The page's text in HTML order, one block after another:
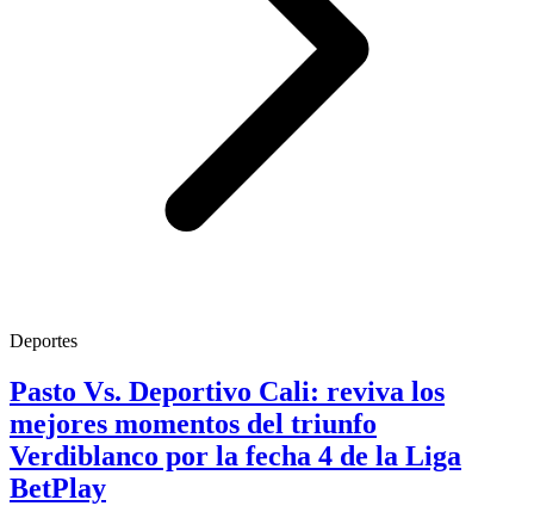
Deportes
Pasto Vs. Deportivo Cali: reviva los
mejores momentos del triunfo
Verdiblanco por la fecha 4 de la Liga
BetPlay